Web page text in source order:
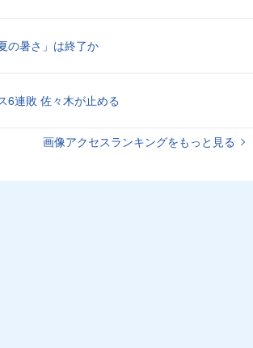
の暑さ」は終了か
6連敗 佐々木が止める
画像アクセスランキングをもっと見る